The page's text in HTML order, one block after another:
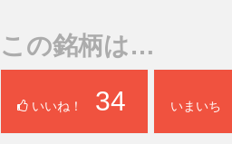
この銘柄は…
いいね！ 34 いまいち